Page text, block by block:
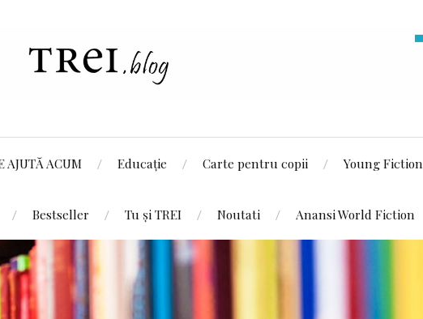
AJUTĂ ACUM Educație Carte pentru copii Young Fiction
Bestseller Tu și TREI Noutati Anansi World Fiction